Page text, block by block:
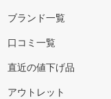
ブランド一覧
口コミ一覧
直近の値下げ品
アウトレット